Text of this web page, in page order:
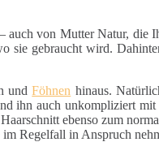
auch von Mutter Natur, die
sie gebraucht wird.
undFöhnen hinaus.
ihn auch unkompliziert
ebenso zum
Regelfall in Anspruch